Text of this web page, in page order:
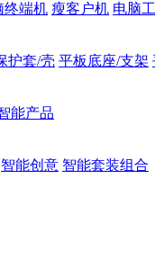
终端机 瘦客户机 电脑
护套/壳 平板底座/支架
能产品
智能创意 智能套装组合